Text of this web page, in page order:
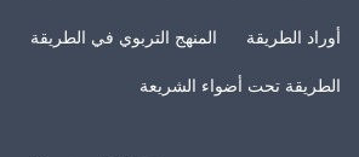
أوراد الطريقة المنهج التربوي في الطريقة
الطريقة تحت أضواء الشريعة